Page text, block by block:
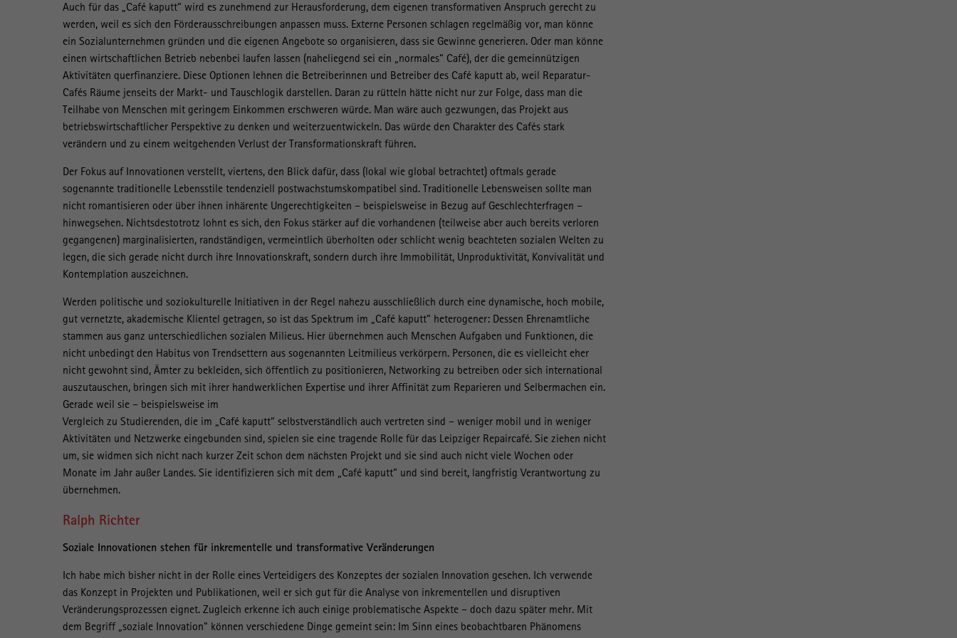
Auch für das „Café kaputt“ wird es zunehmend zur Herausforderung, dem eigenen transformativen Anspruch gerecht zu
werden, weil es sich den Förderausschreibungen anpassen muss. Externe Personen schlagen regelmäßig vor, man könne
ein Sozialunternehmen gründen und die eigenen Angebote so organisieren, dass sie Gewinne generieren. Oder man könne
einen wirtschaftlichen Betrieb nebenbei laufen lassen (naheliegend sei ein „normales“ Café), der die gemeinnützigen
Aktivitäten querfinanziere. Diese Optionen lehnen die Betreiberinnen und Betreiber des Café kaputt ab, weil Reparatur-
Cafés Räume jenseits der Markt- und Tauschlogik darstellen. Daran zu rütteln hätte nicht nur zur Folge, dass man die
Teilhabe von Menschen mit geringem Einkommen erschweren würde. Man wäre auch gezwungen, das Projekt aus
betriebswirtschaftlicher Perspektive zu denken und weiterzuentwickeln. Das würde den Charakter des Cafés stark
verändern und zu einem weitgehenden Verlust der Transformationskraft führen.
Der Fokus auf Innovationen verstellt, viertens, den Blick dafür, dass (lokal wie global betrachtet) oftmals gerade
sogenannte traditionelle Lebensstile tendenziell postwachstumskompatibel sind. Traditionelle Lebensweisen sollte man
nicht romantisieren oder über ihnen inhärente Ungerechtigkeiten – beispielsweise in Bezug auf Geschlechterfragen –
hinwegsehen. Nichtsdestotrotz lohnt es sich, den Fokus stärker auf die vorhandenen (teilweise aber auch bereits verloren
gegangenen) marginalisierten, randständigen, vermeintlich überholten oder schlicht wenig beachteten sozialen Welten zu
legen, die sich gerade nicht durch ihre Innovationskraft, sondern durch ihre Immobilität, Unproduktivität, Konvivalität und
Kontemplation auszeichnen.
Werden politische und soziokulturelle Initiativen in der Regel nahezu ausschließlich durch eine dynamische, hoch mobile,
gut vernetzte, akademische Klientel getragen, so ist das Spektrum im „Café kaputt“ hetero­gener: Dessen Ehrenamtliche
stammen aus ganz unterschiedlichen sozialen Milieus. Hier übernehmen auch Menschen Aufgaben und Funktionen, die
nicht unbedingt den Habitus von Trendsettern aus sogenannten Leitmilieus verkörpern. Personen, die es vielleicht eher
nicht gewohnt sind, Ämter zu bekleiden, sich öffentlich zu positionieren, Networking zu betreiben oder sich international
auszutauschen, bringen sich mit ihrer handwerklichen Expertise und ihrer Affinität zum Reparieren und Selbermachen ein.
Gerade weil sie – beispielsweise im
Vergleich zu Studierenden, die im „Café kaputt“ selbstverständlich auch vertreten sind – weniger mobil und in weniger
Aktivitäten und Netzwerke eingebunden sind, spielen sie eine tragende Rolle für das Leipziger Repaircafé. Sie ziehen nicht
um, sie widmen sich nicht nach kurzer Zeit schon dem nächsten Projekt und sie sind auch nicht viele Wochen oder
Monate im Jahr außer Landes. Sie identifizieren sich mit dem „Café kaputt“ und sind bereit, langfristig Verantwortung zu
übernehmen.
Ralph Richter
Soziale Innovationen stehen für inkrementelle und transformative Veränderungen
Ich habe mich bisher nicht in der Rolle eines Verteidigers des Konzeptes der sozialen Innovation gesehen. Ich verwende
das Konzept in Projekten und Publikationen, weil er sich gut für die Analyse von inkrementellen und disruptiven
Veränderungsprozessen eignet. Zugleich erkenne ich auch einige problematische Aspekte – doch dazu später mehr. Mit
dem Begriff „soziale Innovation“ können verschiedene Dinge gemeint sein: Im Sinn eines beobachtbaren Phänomens